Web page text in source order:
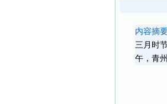
内容摘要
三月时
午，青